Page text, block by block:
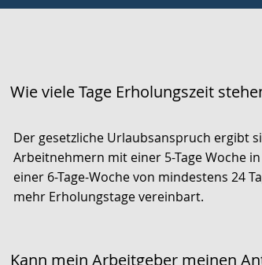
Wie viele Tage Erholungszeit
Der gesetzliche Urlaubsanspruch ergibt
Arbeitnehmern mit einer 5-Tage Woche
einer 6-Tage-Woche von mindestens 24
mehr Erholungstage vereinbart.
Kann mein Arbeitgeber meinen